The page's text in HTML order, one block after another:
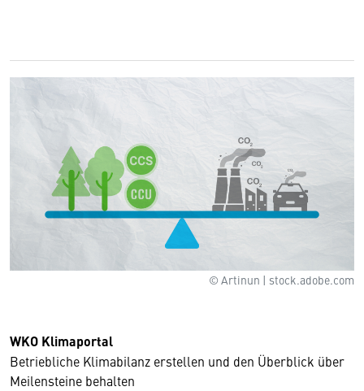
© Artinun | stock.adobe.com
WKO Klimaportal
Betriebliche Klimabilanz erstellen und den Überblick über
Meilensteine behalten